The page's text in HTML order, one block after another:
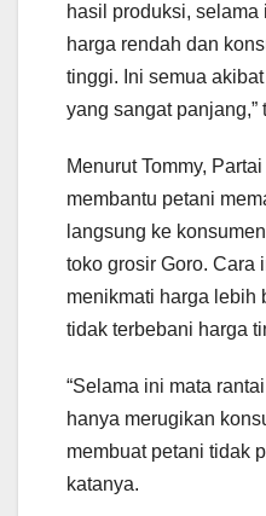
hasil produksi,
harga rendah dan
tinggi. Ini semua
yang sangat panjang,”
Menurut Tommy,
membantu petani
langsung ke
toko grosir Goro. Cara
menikmati harga lebih
tidak terbebani harga
“Selama ini mata
hanya merugikan
membuat petani tidak
katanya.